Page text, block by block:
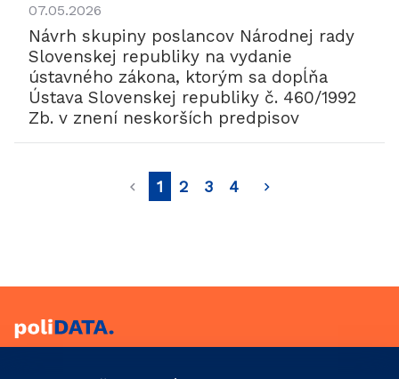
07.05.2026
Návrh skupiny poslancov Národnej rady
Slovenskej republiky na vydanie
ústavného zákona, ktorým sa dopĺňa
Ústava Slovenskej republiky č. 460/1992
Zb. v znení neskorších predpisov
1 2 3 4